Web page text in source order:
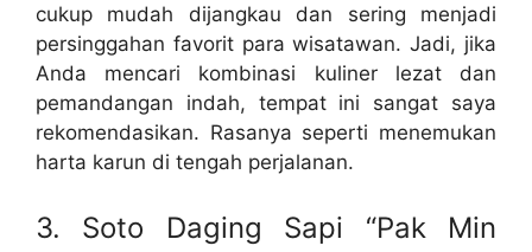
cukup mudah dijangkau dan sering menjadi
persinggahan favorit para wisatawan. Jadi, jika
Anda mencari kombinasi kuliner lezat dan
pemandangan indah, tempat ini sangat saya
rekomendasikan. Rasanya seperti menemukan
harta karun di tengah perjalanan.
3. Soto Daging Sapi “Pak Min